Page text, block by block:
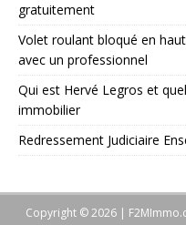
gratuitement
Volet roulant bloqué en
avec un professionnel
Qui est Hervé Legros et
immobilier
Redressement Judiciaire
Copyright © 2026 |